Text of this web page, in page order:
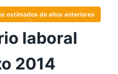
estimados de años anteriores
laboral
2014